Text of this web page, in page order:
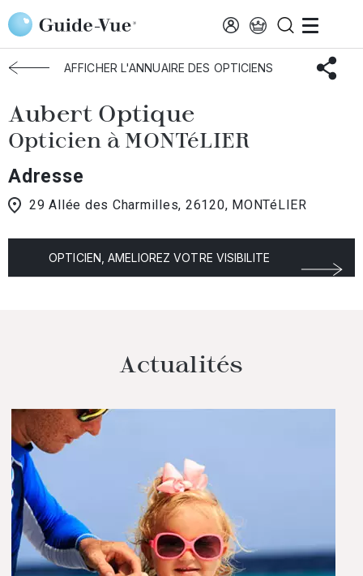
Aller au contenu principal
Accueil Choisir mon opticien Montelier Aubert Optique
AFFICHER L'ANNUAIRE DES OPTICIENS
Aubert Optique
Opticien à MONTéLIER
Adresse
29 Allée des Charmilles, 26120, MONTéLIER
OPTICIEN, AMELIOREZ VOTRE VISIBILITE
Actualités